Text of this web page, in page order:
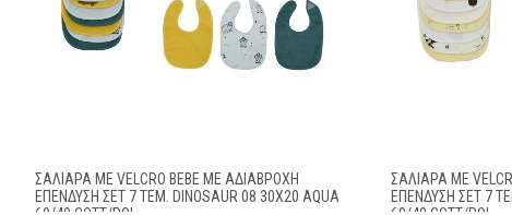
ΣΑΛΙΆΡΑ ΜΕ VELCRO BEBE ΜΕ ΑΔΙΆΒΡΟΧΗ
ΕΠΈΝΔΥΣΗ ΣΕΤ 7 ΤΕΜ. DINOSAUR 08 30X20 AQUA
ΣΑΛΙΆΡΑ ΜΕ
ΕΠΈΝΔΥΣΗ ΣΕΤ 7